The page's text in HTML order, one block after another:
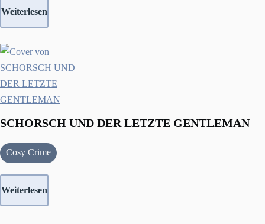
Weiterlesen
SCHORSCH UND DER LETZTE GENTLEMAN
Cosy Crime
Weiterlesen